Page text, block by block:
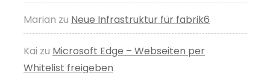
Marian zu Neue Infrastruktur für fabrik6
Kai zu Microsoft Edge – Webseiten per
Whitelist freigeben